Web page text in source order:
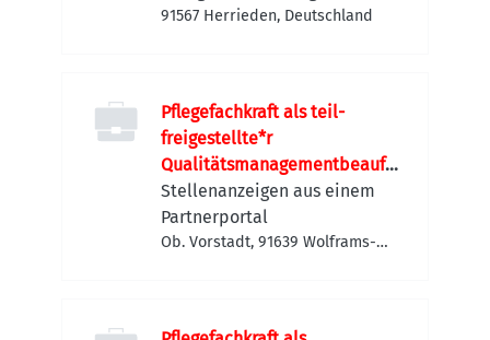
91567 Herrieden, Deutschland
Pflegefachkraft als teil-
freigestellte*r
Qualitätsmanagementbeauftr
agte*r (m/w/d)
Stellenanzeigen aus einem
Partnerportal
Ob. Vorstadt, 91639 Wolframs-